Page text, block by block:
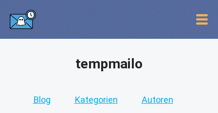
tempmailo
Blog Kategorien Autoren